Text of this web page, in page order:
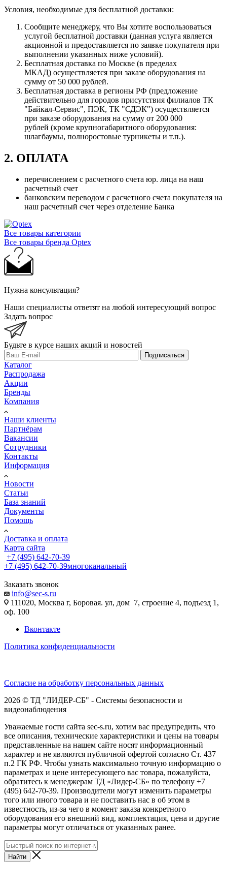
Условия, необходимые для бесплатной доставки:
Сообщите менеджеру, что Вы хотите воспользоваться
услугой бесплатной доставки (данная услуга является
акционной и предоставляется по заявке покупателя при
выполнении указанных ниже условий).
Бесплатная доставка по Москве (в пределах
МКАД) осуществляется при заказе оборудования на
сумму от 50 000 рублей.
Бесплатная доставка в регионы РФ (предложение
действительно для городов присутствия филиалов ТК
"Байкал-Сервис", ПЭК, ТК "СДЭК") осуществляется
при заказе оборудования на сумму от 200 000
рублей (кроме крупногабаритного оборудования:
шлагбаумы, полноростовые турникеты и т.п.).
2. ОПЛАТА
перечислением с расчетного счета юр. лица на наш
расчетный счет
банковским переводом с расчетного счета покупателя на
наш расчетный счет через отделение Банка
Все товары категории
Все товары бренда Optex
Нужна консультация?
Наши специалисты ответят на любой интересующий вопрос
Задать вопрос
Будьте в курсе наших акций и новостей
Подписаться
Каталог
Распродажа
Акции
Бренды
Компания
Наши клиенты
Партнёрам
Вакансии
Сотрудники
Контакты
Информация
Новости
Статьи
База знаний
Документы
Помощь
Доставка и оплата
Карта сайта
+7 (495) 642-70-39
+7 (495) 642-70-39многоканальный
Заказать звонок
info@sec-s.ru
111020, Москва г, Боровая. ул, дом 7, строение 4, подъезд 1,
оф. 100
Вконтакте
Политика конфиденциальности
Согласие на обработку персональных данных
2026 © ТД "ЛИДЕР-СБ" - Системы безопасности и
видеонаблюдения
Уважаемые гости сайта sec-s.ru, хотим вас предупредить, что
все описания, технические характеристики и цены на товары
представленные на нашем сайте носят информационный
характер и не являются публичной офертой согласно Ст. 437
п.2 ГК РФ. Чтобы узнать максимально точную информацию о
параметрах и цене интересующего вас товара, пожалуйста,
обратитесь к менеджерам ТД «Лидер-СБ» по телефону +7
(495) 642-70-39. Производители могут изменить параметры
того или иного товара и не поставить нас в об этом в
известность, из-за чего в момент заказа конкретного
оборудования его внешний вид, комплектация, цена и другие
параметры могут отличаться от указанных ранее.
Найти